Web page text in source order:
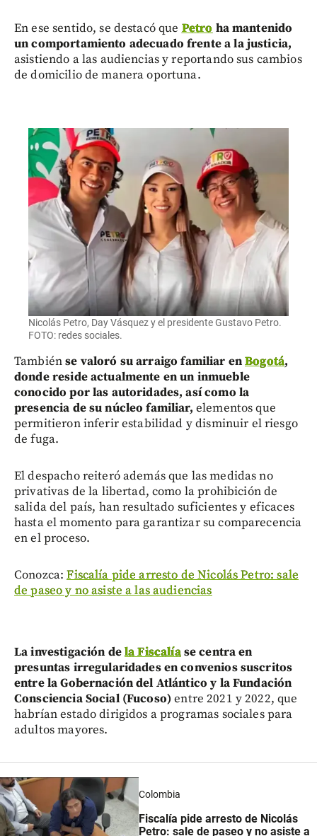
En ese sentido, se destacó que Petro ha mantenido
un comportamiento adecuado frente a la justicia,
asistiendo a las audiencias y reportando sus cambios
de domicilio de manera oportuna.
Nicolás Petro, Day Vásquez y el presidente Gustavo Petro.
FOTO: redes sociales.
Tambiénse valoró su arraigo familiar enBogotá,
donde reside actualmente en un inmueble
conocido por las autoridades, así como la
presencia de su núcleo familiar, elementos que
permitieron inferir estabilidad y disminuir el riesgo
de fuga.
El despacho reiteró además que las medidas no
privativas de la libertad, como la prohibición de
salida del país, han resultado suficientes y eficaces
hasta el momento para garantizar su comparecencia
en el proceso.
Conozca:Fiscalía pide arresto de Nicolás Petro: sale
de paseo y no asiste a las audiencias
La investigación dela Fiscalíase centra en
presuntas irregularidades en convenios suscritos
entre la Gobernación del Atlántico y la Fundación
Consciencia Social (Fucoso)entre 2021 y 2022, que
habrían estado dirigidos a programas sociales para
adultos mayores.
Colombia
Fiscalía pide arresto de Nicolás
Petro: sale de paseo y no asiste a